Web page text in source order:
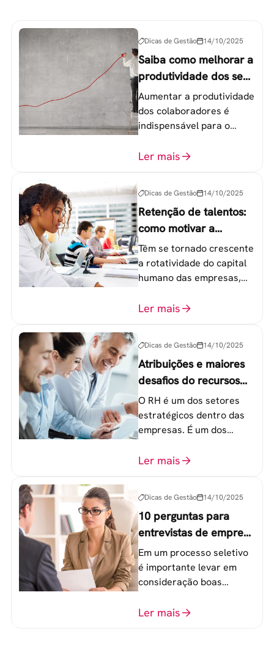
Dicas de Gestão 14/10/2025
Saiba como melhorar a
produtividade dos seus
colaboradores
Aumentar a produtividade
dos colaboradores é
indispensável para o
equipe de trabalho. 6
Ler mais
Dicas de Gestão 14/10/2025
Retenção de talentos:
como motivar a
geração Y nas
empresas?
Têm se tornado crescente
a rotatividade do capital
humano das empresas,
colaboradores na faixa de
Ler mais
Dicas de Gestão 14/10/2025
Atribuições e maiores
desafios do recursos
humanos em uma
empresa
O RH é um dos setores
estratégicos dentro das
empresas. É um dos
o atingimento das metas
Ler mais
Dicas de Gestão 14/10/2025
10 perguntas para
entrevistas de emprego
que recrutadores não
devem fazer
Em um processo seletivo
é importante levar em
consideração boas
o perfil do profissional e
Ler mais